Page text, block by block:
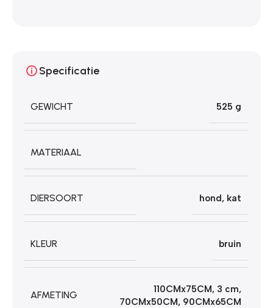
Specificatie
GEWICHT 525 g
MATERIAAL
DIERSOORT hond, kat
KLEUR bruin
AFMETING
110CMx75CM, 3 cm,
70CMx50CM, 90CMx65CM